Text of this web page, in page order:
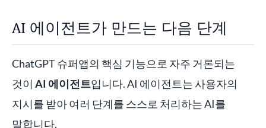
AI 에이전트가 만드는 다음 단계
ChatGPT 슈퍼앱의 핵심 기능으로 자주 거론되는
것이 AI 에이전트입니다. AI 에이전트는 사용자의
지시를 받아 여러 단계를 스스로 처리하는 AI를
말합니다.